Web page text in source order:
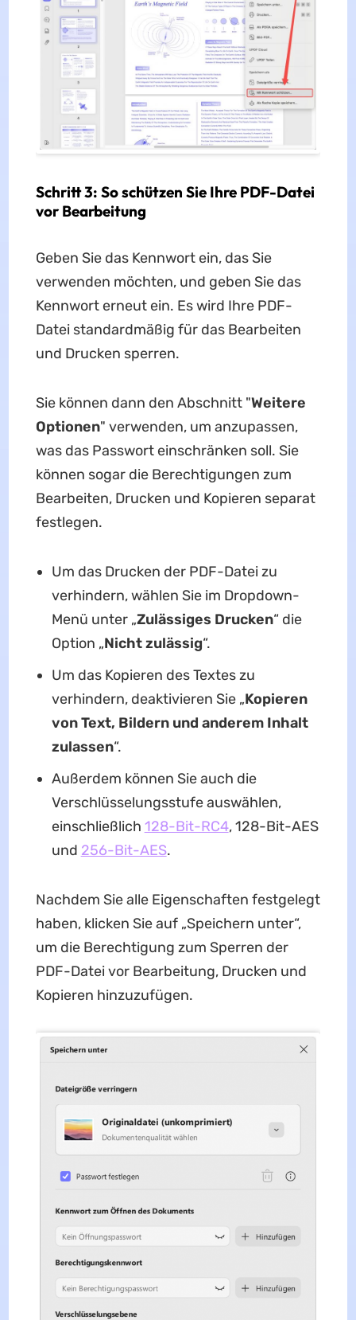
Schritt 3: So schützen Sie Ihre PDF-Datei
vor Bearbeitung
Geben Sie das Kennwort ein, das Sie
verwenden möchten, und geben Sie das
Kennwort erneut ein. Es wird Ihre PDF-
Datei standardmäßig für das Bearbeiten
und Drucken sperren.
Sie können dann den Abschnitt "Weitere
Optionen" verwenden, um anzupassen,
was das Passwort einschränken soll. Sie
können sogar die Berechtigungen zum
Bearbeiten, Drucken und Kopieren separat
festlegen.
Um das Drucken der PDF-Datei zu
verhindern, wählen Sie im Dropdown-
Menü unter „Zulässiges Drucken“ die
Option „Nicht zulässig“.
Um das Kopieren des Textes zu
verhindern, deaktivieren Sie „Kopieren
von Text, Bildern und anderem Inhalt
zulassen“.
Außerdem können Sie auch die
Verschlüsselungsstufe auswählen,
einschließlich 128-Bit-RC4, 128-Bit-AES
und 256-Bit-AES.
Nachdem Sie alle Eigenschaften festgelegt
haben, klicken Sie auf „Speichern unter“,
um die Berechtigung zum Sperren der
PDF-Datei vor Bearbeitung, Drucken und
Kopieren hinzuzufügen.